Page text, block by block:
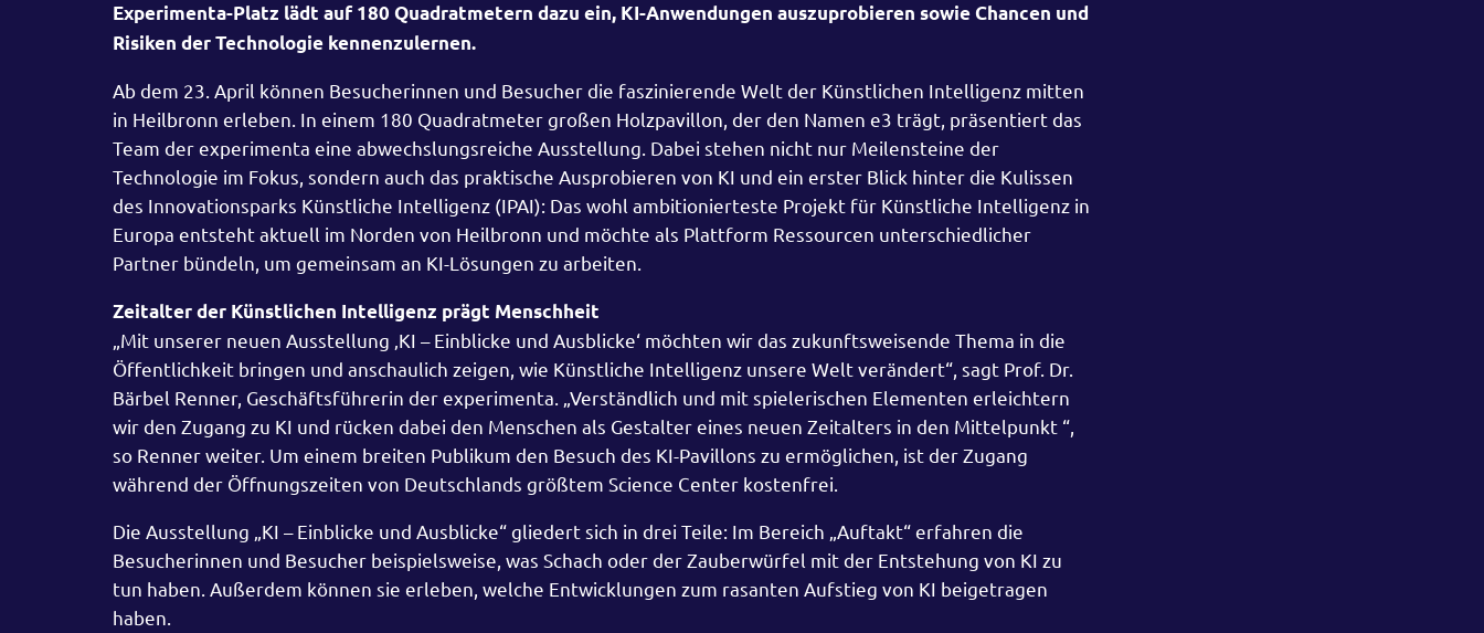
Experimenta-Platz lädt auf 180 Quadratmetern dazu ein, KI-Anwendungen auszuprobieren sowie Chancen und
Risiken der Technologie kennenzulernen.
Ab dem 23. April können Besucherinnen und Besucher die faszinierende Welt der Künstlichen Intelligenz mitten
in Heilbronn erleben. In einem 180 Quadratmeter großen Holzpavillon, der den Namen e3 trägt, präsentiert das
Team der experimenta eine abwechslungsreiche Ausstellung. Dabei stehen nicht nur Meilensteine der
Technologie im Fokus, sondern auch das praktische Ausprobieren von KI und ein erster Blick hinter die Kulissen
des Innovationsparks Künstliche Intelligenz (IPAI): Das wohl ambitionierteste Projekt für Künstliche Intelligenz in
Europa entsteht aktuell im Norden von Heilbronn und möchte als Plattform Ressourcen unterschiedlicher
Partner bündeln, um gemeinsam an KI-Lösungen zu arbeiten.
Zeitalter der Künstlichen Intelligenz prägt Menschheit
„Mit unserer neuen Ausstellung ‚KI – Einblicke und Ausblicke‘ möchten wir das zukunftsweisende Thema in die
Öffentlichkeit bringen und anschaulich zeigen, wie Künstliche Intelligenz unsere Welt verändert“, sagt Prof. Dr.
Bärbel Renner, Geschäftsführerin der experimenta. „Verständlich und mit spielerischen Elementen erleichtern
wir den Zugang zu KI und rücken dabei den Menschen als Gestalter eines neuen Zeitalters in den Mittelpunkt “,
so Renner weiter. Um einem breiten Publikum den Besuch des KI-Pavillons zu ermöglichen, ist der Zugang
während der Öffnungszeiten von Deutschlands größtem Science Center kostenfrei.
Die Ausstellung „KI – Einblicke und Ausblicke“ gliedert sich in drei Teile: Im Bereich „Auftakt“ erfahren die
Besucherinnen und Besucher beispielsweise, was Schach oder der Zauberwürfel mit der Entstehung von KI zu
tun haben. Außerdem können sie erleben, welche Entwicklungen zum rasanten Aufstieg von KI beigetragen
haben.